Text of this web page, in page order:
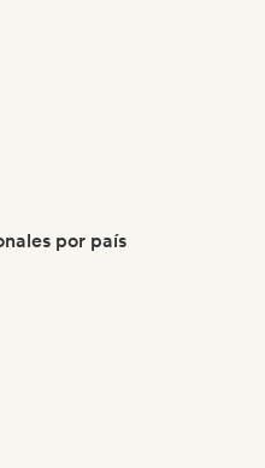
por país